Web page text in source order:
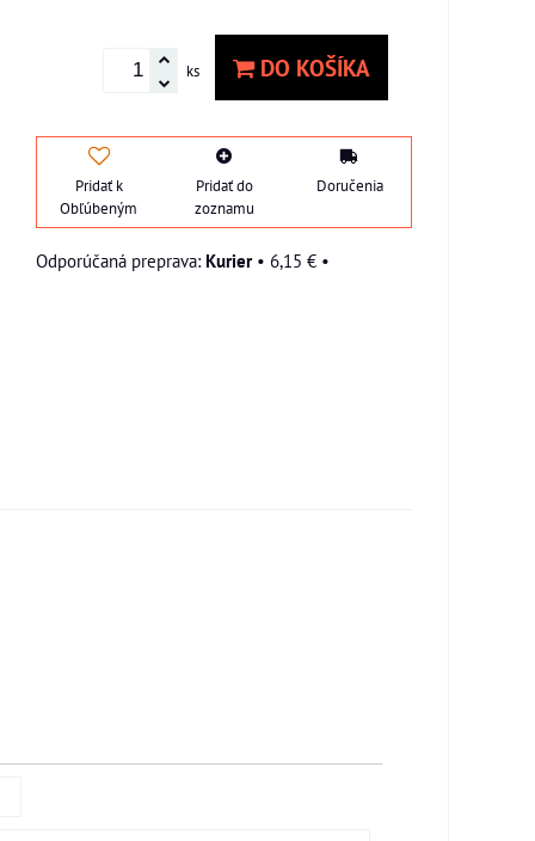
ks DO KOŠÍKA
Pridať k
Obľúbeným
Pridať do
zoznamu
Doručenia
Kurier• 6,15 € •